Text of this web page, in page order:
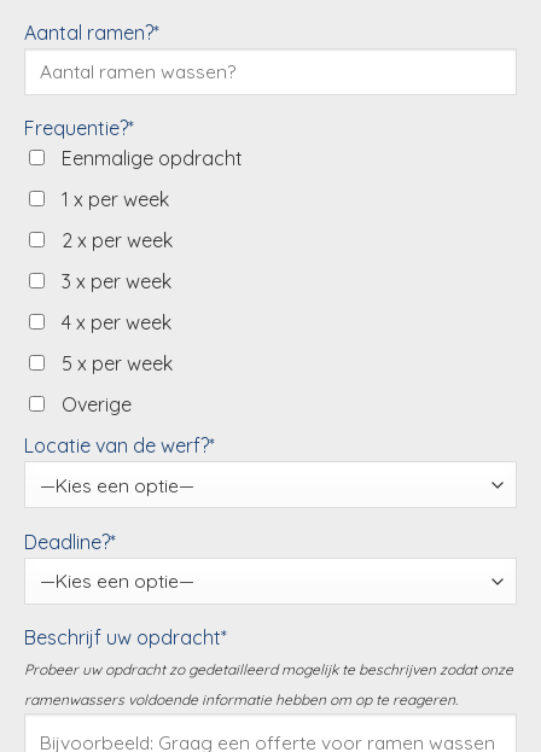
Aantal ramen?*
Frequentie?*
Eenmalige opdracht
1 x per week
2 x per week
3 x per week
4 x per week
5 x per week
Overige
Locatie van de werf?*
Deadline?*
Beschrijf uw opdracht*
Probeer uw opdracht zo gedetailleerd mogelijk te beschrijven zodat onze
ramenwassers voldoende informatie hebben om op te reageren.